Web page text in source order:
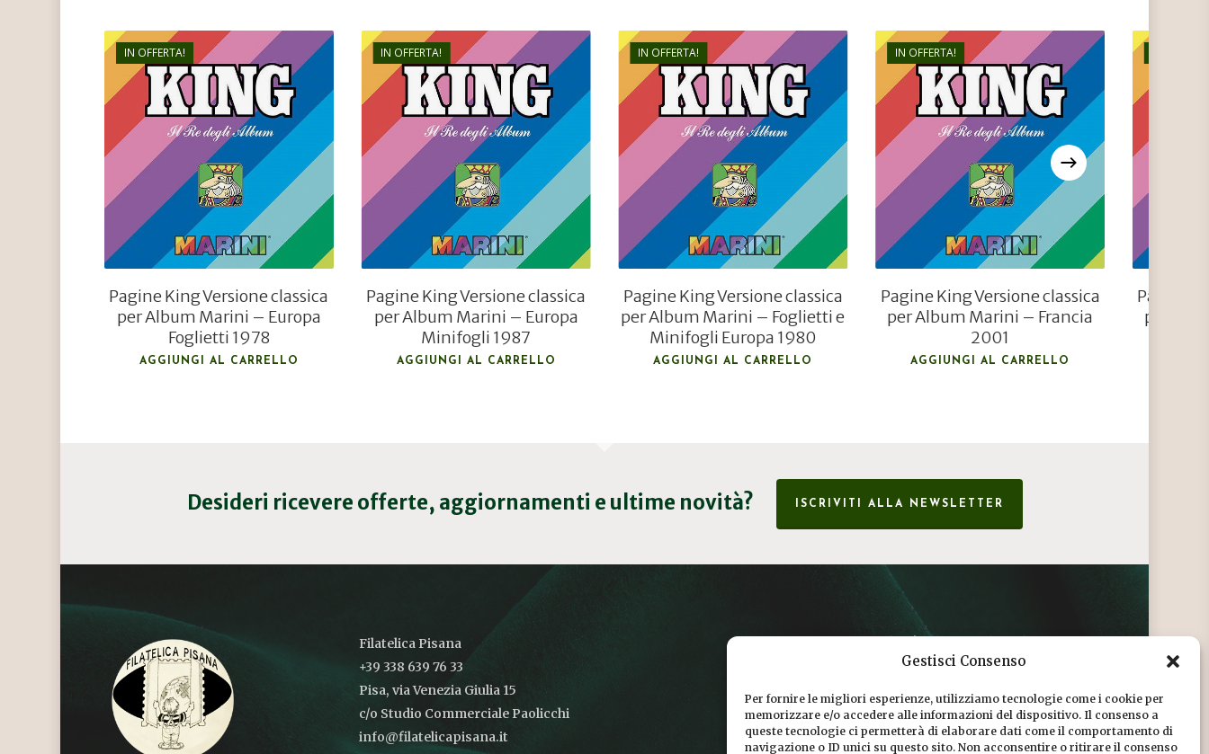
Gestisci Consenso
Per fornire le migliori esperienze, utilizziamo tecnologie come i cookie per
memorizzare e/o accedere alle informazioni del dispositivo. Il consenso a
queste tecnologie ci permetterà di elaborare dati come il comportamento di
navigazione o ID unici su questo sito. Non acconsentire o ritirare il consenso
IN OFFERTA!
€ 12,00
€4,80
Pagine King Versione classica
per Album Marini – Europa
Foglietti 1978
AGGIUNGI AL CARRELLO
IN OFFERTA!
€ 18,00
€7,20
Pagine King Versione classica
per Album Marini – Europa
Minifogli 1987
AGGIUNGI AL CARRELLO
IN OFFERTA!
€ 25,00
€10,00
Pagine King Versione classica
per Album Marini – Foglietti e
Minifogli Europa 1980
AGGIUNGI AL CARRELLO
IN OFFERTA!
€ 63,80
€38,20
Pagine King Versione classica
per Album Marini – Francia
2001
AGGIUNGI AL CARRELLO
Pagine
per
Desideri ricevere offerte, aggiornamenti e ultime novità? ISCRIVITI ALLA NEWSLETTER
Filatelica Pisana
+39 338 639 76 33
Pisa, via Venezia Giulia 15
c/o Studio Commerciale Paolicchi
info@filatelicapisana.it
COOKIE POLICY
DICONO DI NOI